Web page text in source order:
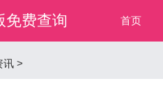
免费查询 首页
讯 >